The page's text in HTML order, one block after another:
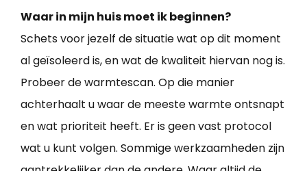
Waar in mijn huis moet ik beginnen?
Schets voor jezelf de situatie wat op dit moment
al geïsoleerd is, en wat de kwaliteit hiervan nog is.
Probeer de warmtescan. Op die manier
achterhaalt u waar de meeste warmte ontsnapt
en wat prioriteit heeft. Er is geen vast protocol
wat u kunt volgen. Sommige werkzaamheden zijn